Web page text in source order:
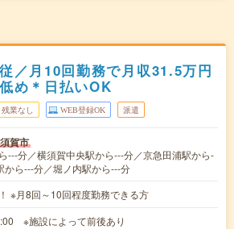
／月10回勤務で月収31.5万円
め＊日払いOK
残業なし WEB登録OK 派遣
賀市
---分／横須賀中央駅から---分／京急田浦駅から-
から---分／堀ノ内駅から---分
※月8回～10回程度勤務できる方
※施設によって前後あり